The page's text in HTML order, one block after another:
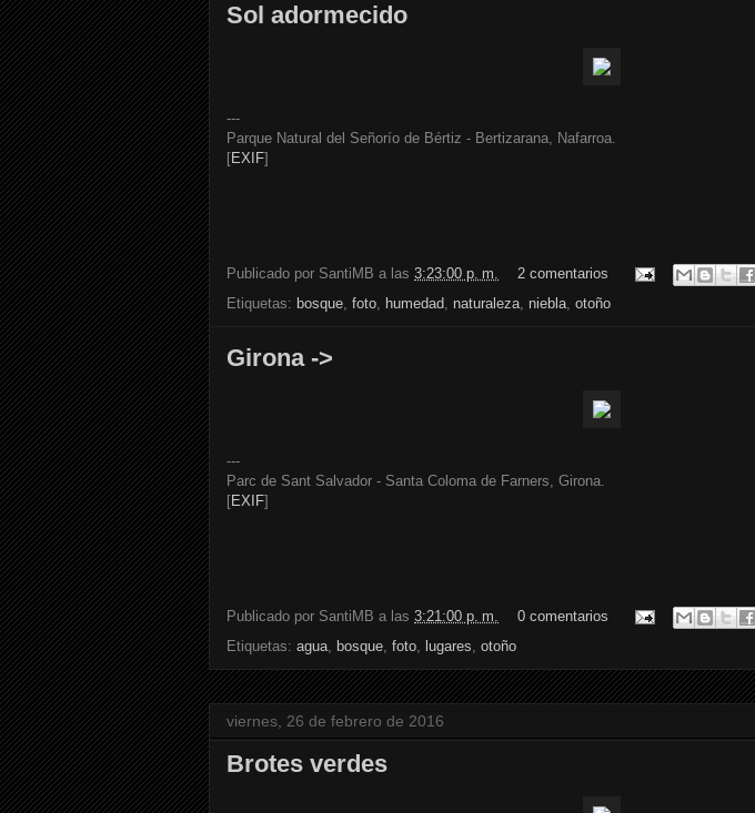
Sol adormecido
---
Parque Natural del Señorío de Bértiz - Bertizarana, Nafarroa.
[EXIF]
Publicado por SantiMB a las 3:23:00 p. m.
2 comentarios
Etiquetas: bosque, foto, humedad, naturaleza, niebla, otoño
Girona ->
---
Parc de Sant Salvador - Santa Coloma de Farners, Girona.
[EXIF]
Publicado por SantiMB a las 3:21:00 p. m.
0 comentarios
Etiquetas: agua, bosque, foto, lugares, otoño
viernes, 26 de febrero de 2016
Brotes verdes